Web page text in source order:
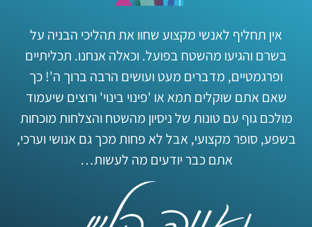
אין תחליף לאנשי מקצוע שחוו את תהליכי הבניה על
בשרם והגיעו מהשטח בפועל. וכאלה אנחנו. תכליתיים
ופרגמטיים, מדברים מעט ועושים הרבה ברוך ה'! כך
שאם אתם שוקלים תמא או 'פינוי בינוי' ורוצים שיעמוד
מולכם גוף עם טונות של ניסיון מהשטח והצלחות מוכחות
בשפע, סופר מקצועי, אבל לא פחות מכך גם אנושי וערכי,
אתם כבר יודעים מה לעשות…